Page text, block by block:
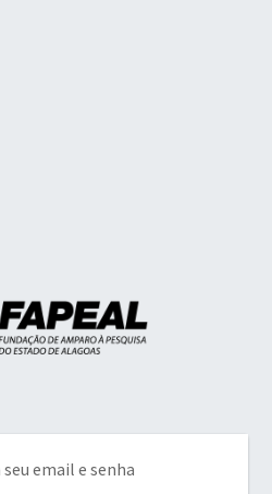
email e senha